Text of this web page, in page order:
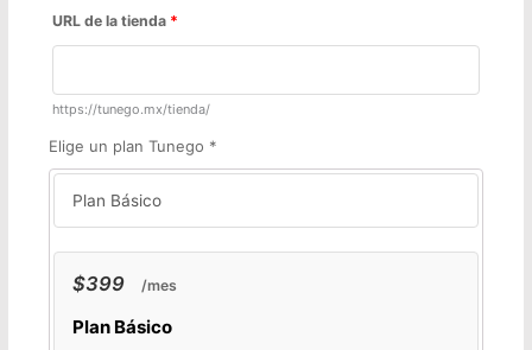
URL de la tienda *
https://tunego.mx/tienda/
Elige un plan Tunego *
$399 /mes
Plan Básico